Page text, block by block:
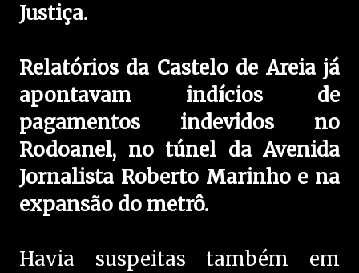
Justiça.
Relatórios da Castelo de Areia já
apontavam indícios de
pagamentos indevidos no
Rodoanel, no túnel da Avenida
Jornalista Roberto Marinho e na
expansão do metrô.
Havia suspeitas também em